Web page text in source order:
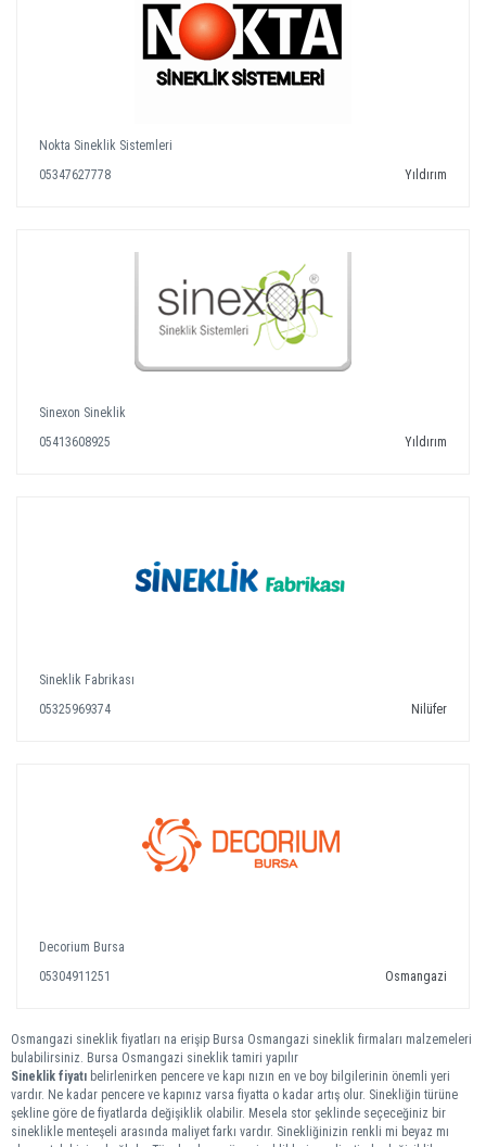
Nokta Sineklik Sistemleri
05347627778
Yıldırım
Sinexon Sineklik
05413608925
Yıldırım
Sineklik Fabrikası
05325969374
Nilüfer
Decorium Bursa
05304911251
Osmangazi
Osmangazi sineklik fiyatları na erişip Bursa Osmangazi sineklik firmaları malzemeleri
bulabilirsiniz. Bursa Osmangazi sineklik tamiri yapılır
Sineklik fiyatı belirlenirken pencere ve kapı nızın en ve boy bilgilerinin önemli yeri
vardır. Ne kadar pencere ve kapınız varsa fiyatta o kadar artış olur. Sinekliğin türüne
şekline göre de fiyatlarda değişiklik olabilir. Mesela stor şeklinde seçeceğiniz bir
sineklikle menteşeli arasında maliyet farkı vardır. Sinekliğinizin renkli mi beyaz mı